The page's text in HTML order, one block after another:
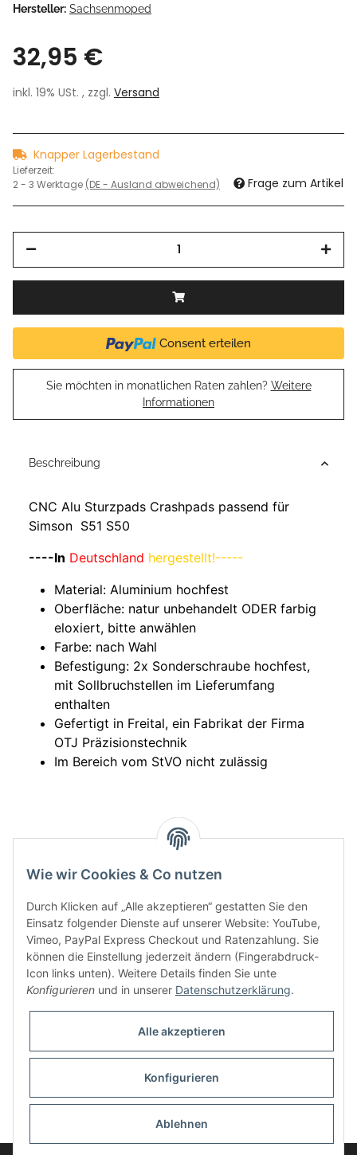
Hersteller: Sachsenmoped
32,95 €
inkl. 19% USt. , zzgl. Versand
Knapper Lagerbestand
Lieferzeit:
2 - 3 Werktage (DE - Ausland abweichend) Frage zum Artikel
Consent erteilen
Sie möchten in monatlichen Raten zahlen? Weitere
Informationen
Beschreibung
CNC Alu Sturzpads Crashpads passend für
Simson S51 S50
----In Deutschland hergestellt!-----
Material: Aluminium hochfest
Oberfläche: natur unbehandelt ODER farbig
eloxiert, bitte anwählen
Farbe: nach Wahl
Befestigung: 2x Sonderschraube hochfest,
mit Sollbruchstellen im Lieferumfang
enthalten
Gefertigt in Freital, ein Fabrikat der Firma
OTJ Präzisionstechnik
Im Bereich vom StVO nicht zulässig
Informationen
* Alle Preise inkl. gesetzlicher USt., zzgl.Versand
Wie wir Cookies & Co nutzen
Durch Klicken auf „Alle akzeptieren“ gestatten Sie den
Einsatz folgender Dienste auf unserer Website: YouTube,
Vimeo, PayPal Express Checkout und Ratenzahlung. Sie
können die Einstellung jederzeit ändern (Fingerabdruck-
Icon links unten). Weitere Details finden Sie unte
Konfigurieren und in unserer Datenschutzerklärung.
Alle akzeptieren
Konfigurieren
Ablehnen